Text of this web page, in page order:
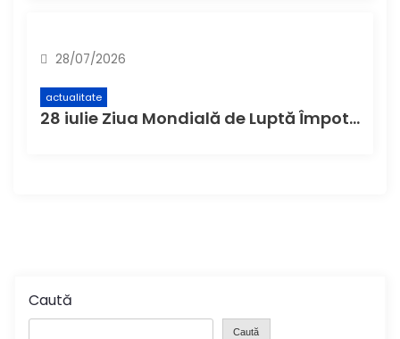
28/07/2026
actualitate
28 iulie Ziua Mondială de Luptă Împotriva Hepatitei
Caută
Caută